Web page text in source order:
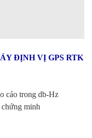
ĐỊNH VỊ GPS RTK
cáo trong db-Hz
minh